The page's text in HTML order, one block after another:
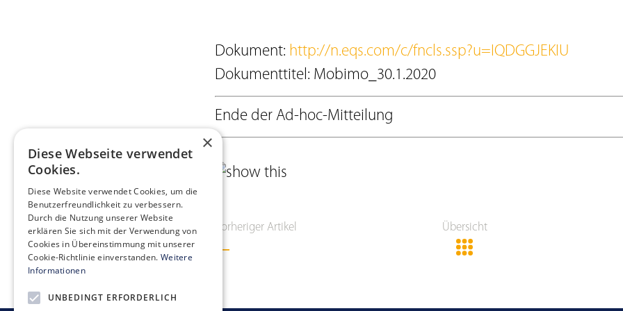
Dokument: http://n.eqs.com/c/fncls.ssp?u=IQDGGJEKIU
Dokumenttitel: Mobimo_30.1.2020
Ende der Ad-hoc-Mitteilung
Vorheriger Artikel Übersicht
×
Diese Webseite verwendet
Cookies.
Diese Website verwendet Cookies, um die
Benutzerfreundlichkeit zu verbessern.
Durch die Nutzung unserer Website
erklären Sie sich mit der Verwendung von
Cookies in Übereinstimmung mit unserer
Cookie-Richtlinie einverstanden. Weitere
Informationen
UNBEDINGT ERFORDERLICH